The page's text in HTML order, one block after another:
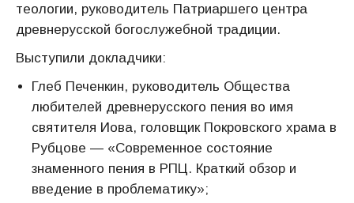
теологии, руководитель Патриаршего центра
древнерусской богослужебной традиции.
Выступили докладчики:
Глеб Печенкин, руководитель Общества
любителей древнерусского пения во имя
святителя Иова, головщик Покровского храма в
Рубцове — «Современное состояние
знаменного пения в РПЦ. Краткий обзор и
введение в проблематику»;